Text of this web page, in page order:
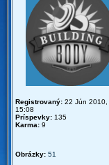
Registrovaný: 22 Jún 2010,
15:08
Príspevky: 135
Karma: 9
Obrázky: 51